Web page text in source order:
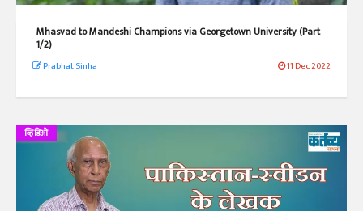
Mhasvad to Mandeshi Champions via Georgetown University (Part
1/2)
Prabhat Sinha 11 Dec 2022
व्हिडिओ